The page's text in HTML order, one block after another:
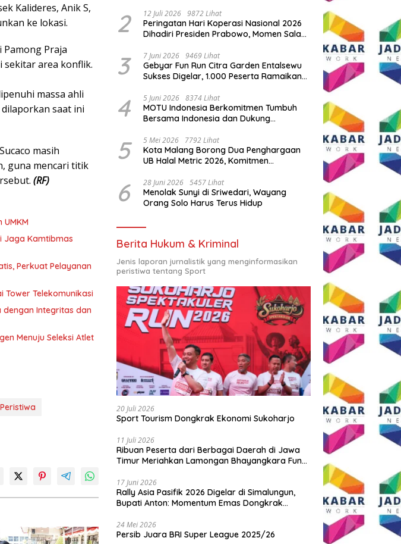
Kalideres, Anik S,
ke lokasi.
Praja
sekitar area konflik.
massa ahli
saat ini
masih
guna mencari titik
(RF)
Jaga Kamtibmas
Perkuat Pelayanan
Tower Telekomunikasi
dengan Integritas dan
Menuju Seleksi Atlet
Indonesia
2 12 Juli 2026 9872 Lihat
Peringatan Hari Koperasi Nasional 2026
Dihadiri Presiden Prabowo, Momen Salam
3 7 Juni 2026 9469 Lihat
Gebyar Fun Run Citra Garden Entalsewu
Sukses Digelar, 1.000 Peserta Ramaikan
4 5 Juni 2026 8374 Lihat
MOTU Indonesia Berkomitmen Tumbuh
Bersama Indonesia dan Dukung
5 5 Mei 2026 7792 Lihat
Kota Malang Borong Dua Penghargaan
UB Halal Metric 2026, Komitmen
6 28 Juni 2026 5457 Lihat
Menolak Sunyi di Sriwedari, Wayang
Orang Solo Harus Terus Hidup
Berita Hukum & Kriminal
Jenis laporan jurnalistik yang menginformasikan
peristiwa tentang Sport
20 Juli 2026
Sport Tourism Dongkrak Ekonomi Sukoharjo
11 Juli 2026
Ribuan Peserta dari Berbagai Daerah di Jawa
Timur Meriahkan Lamongan Bhayangkara Fun
17 Juni 2026
Rally Asia Pasifik 2026 Digelar di Simalungun,
Bupati Anton: Momentum Emas Dongkrak
24 Mei 2026
Persib Juara BRI Super League 2025/26